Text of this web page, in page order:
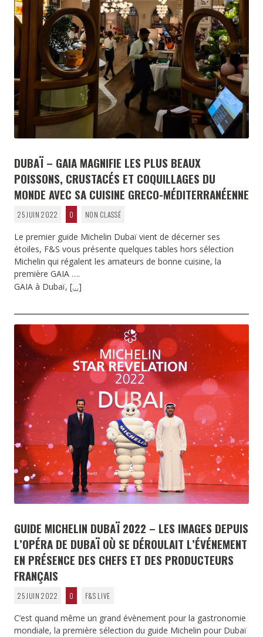
DUBAÏ – GAIA MAGNIFIE LES PLUS BEAUX
POISSONS, CRUSTACÉS ET COQUILLAGES DU
MONDE AVEC SA CUISINE GRECO-MÉDITERRANÉENNE
25 JUIN 2022 0 NON CLASSÉ
Le premier guide Michelin Dubaï vient de décerner ses
étoiles, F&S vous présente quelques tables hors sélection
Michelin qui régalent les amateurs de bonne cuisine, la
première GAIA ….
GAIA à Dubaï, […]
GUIDE MICHELIN DUBAÏ 2022 – LES IMAGES DEPUIS
L’OPÉRA DE DUBAÏ OÙ SE DÉROULAIT L’ÉVÉNEMENT
EN PRÉSENCE DES CHEFS ET DES PRODUCTEURS
FRANÇAIS
25 JUIN 2022 0 F&S LIVE
C’est quand même un grand évènement pour la gastronomie
mondiale, la première sélection du guide Michelin pour Dubaï